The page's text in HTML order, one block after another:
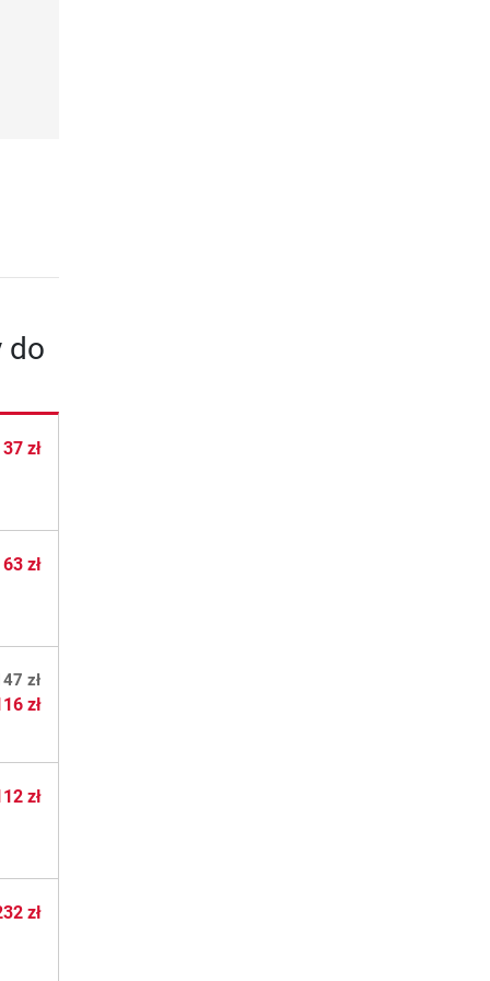
do
37 zł
63 zł
zł
zł
zł
zł